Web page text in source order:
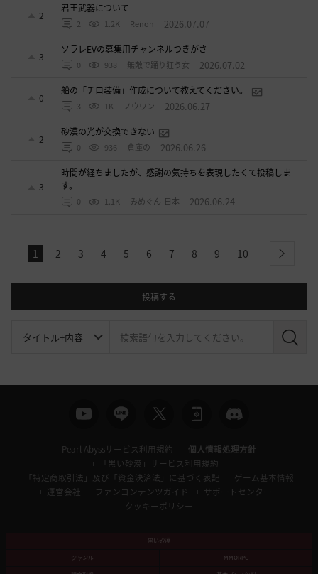
2
君王武器について
2 1.2K Renon 2026.07.07
3
ソラレEVの募集用チャンネルつきがさ
0 938 無敵で踊り狂う女 2026.07.02
0
船の「チロ装備」作成について教えてください。
3 1K ノウワン 2026.06.27
2
砂漠の光が交換できない
0 936 倉庫の 2026.06.26
3
時間が経ちましたが、感謝の気持ちを表現したくて投稿しま
す。
0 1.1K みめぐん-日本 2026.06.24
1 2 3 4 5 6 7 8 9 10 next
投稿する
検
Pearl Abyssサービス利用規約
個人情報処理方針
「黒い砂漠」サービス利用規約
「特定商取引法」及び「資金決済法」に基づく表記
ゲーム基本情報
運営会社
ファンコンテンツガイド
サポートセンター
クッキーポリシー
黒い砂漠
ジャンル
MMORPG